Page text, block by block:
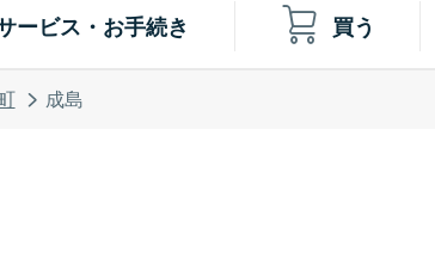
ービス・お手続き 買う
成島